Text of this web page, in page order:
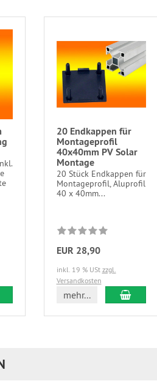
den Warenkorb
20 Endkappen für
Montageprofil
40x40mm PV Solar
Montage
20 Stück Endkappen für
Montageprofil, Aluprofil
40 x 40mm...
EUR 28,90
inkl. 19 % USt zzgl.
Versandkosten
mehr... In